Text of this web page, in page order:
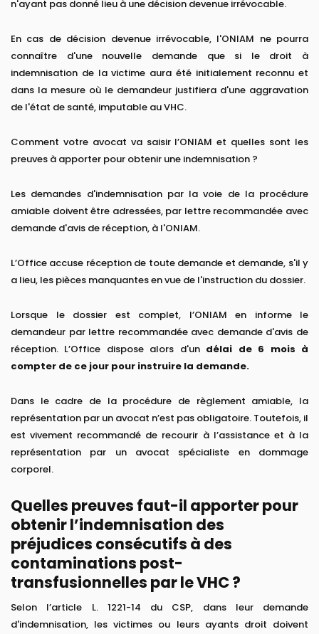
n'ayant pas donné lieu à une décision devenue irrévocable.
En cas de décision devenue irrévocable, l'ONIAM ne pourra
connaître d'une nouvelle demande que si le droit à
indemnisation de la victime aura été initialement reconnu et
dans la mesure où le demandeur justifiera d'une aggravation
de l'état de santé, imputable au VHC.
Comment votre avocat va saisir l’ONIAM et quelles sont les
preuves à apporter pour obtenir une indemnisation ?
Les demandes d'indemnisation par la voie de la procédure
amiable doivent être adressées, par lettre recommandée avec
demande d'avis de réception, à l'ONIAM.
L’Office accuse réception de toute demande et demande, s'il y
a lieu, les pièces manquantes en vue de l'instruction du dossier.
Lorsque le dossier est complet, l’ONIAM en informe le
demandeur par lettre recommandée avec demande d'avis de
réception. L’Office dispose alors d'un délai de 6 mois à
compter de ce jour pour instruire la demande.
Dans le cadre de la procédure de règlement amiable, la
représentation par un avocat n’est pas obligatoire. Toutefois, il
est vivement recommandé de recourir à l’assistance et à la
représentation par un avocat spécialiste en dommage
corporel.
Quelles preuves faut-il apporter pour
obtenir l’indemnisation des
préjudices consécutifs à des
contaminations post-
transfusionnelles par le VHC ?
Selon l’article L. 1221-14 du CSP, dans leur demande
d'indemnisation, les victimes ou leurs ayants droit doivent